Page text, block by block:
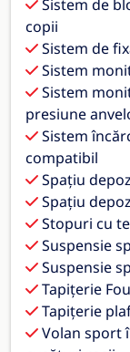
Sistem de
copii
Sistem de
Sistem
Sistem
presiune
Sistem
compatibil
Spațiu
Spațiu
Stopuri cu
Suspensie
Suspensie
Tapiţerie
Tapițerie
Volan sport